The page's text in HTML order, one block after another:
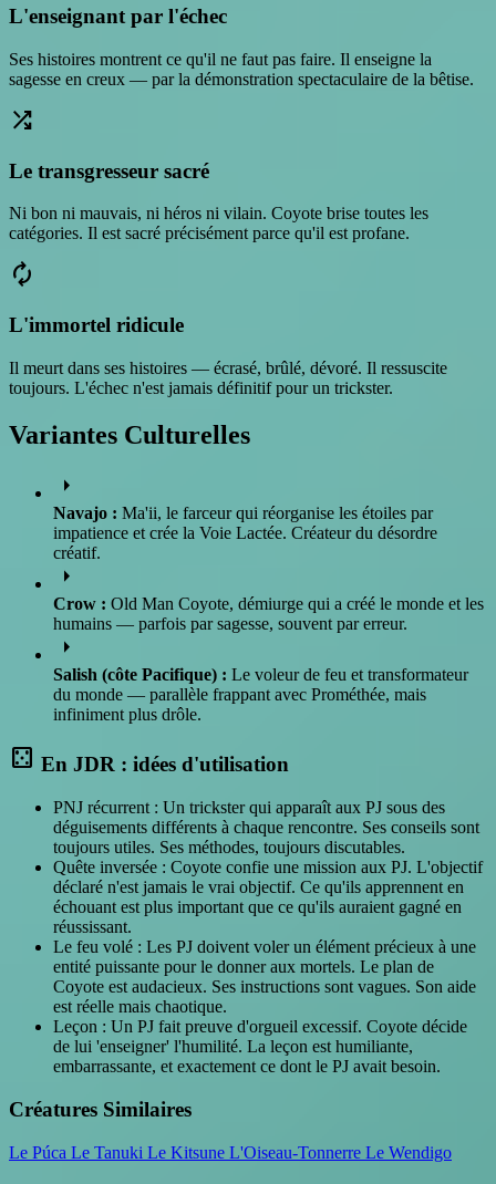
L'enseignant par l'échec
Ses histoires montrent ce qu'il ne faut pas faire. Il enseigne la
sagesse en creux — par la démonstration spectaculaire de la bêtise.
shuffle
Le transgresseur sacré
Ni bon ni mauvais, ni héros ni vilain. Coyote brise toutes les
catégories. Il est sacré précisément parce qu'il est profane.
loop
L'immortel ridicule
Il meurt dans ses histoires — écrasé, brûlé, dévoré. Il ressuscite
toujours. L'échec n'est jamais définitif pour un trickster.
Variantes Culturelles
arrow_right
Navajo : Ma'ii, le farceur qui réorganise les étoiles par
impatience et crée la Voie Lactée. Créateur du désordre
créatif.
arrow_right
Crow : Old Man Coyote, démiurge qui a créé le monde et les
humains — parfois par sagesse, souvent par erreur.
arrow_right
Salish (côte Pacifique) : Le voleur de feu et transformateur
du monde — parallèle frappant avec Prométhée, mais
infiniment plus drôle.
casino En JDR : idées d'utilisation
PNJ récurrent : Un trickster qui apparaît aux PJ sous des
déguisements différents à chaque rencontre. Ses conseils sont
toujours utiles. Ses méthodes, toujours discutables.
Quête inversée : Coyote confie une mission aux PJ. L'objectif
déclaré n'est jamais le vrai objectif. Ce qu'ils apprennent en
échouant est plus important que ce qu'ils auraient gagné en
réussissant.
Le feu volé : Les PJ doivent voler un élément précieux à une
entité puissante pour le donner aux mortels. Le plan de
Coyote est audacieux. Ses instructions sont vagues. Son aide
est réelle mais chaotique.
Leçon : Un PJ fait preuve d'orgueil excessif. Coyote décide
de lui 'enseigner' l'humilité. La leçon est humiliante,
embarrassante, et exactement ce dont le PJ avait besoin.
Créatures Similaires
Le Púca Le Tanuki Le Kitsune L'Oiseau-Tonnerre Le Wendigo